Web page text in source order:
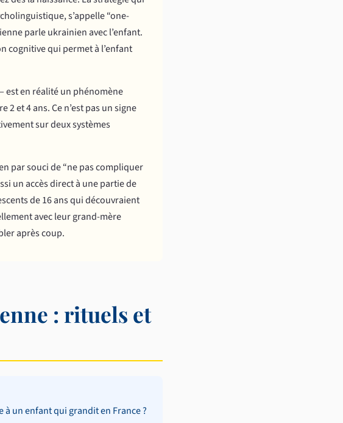
s’appelle “one-
parle ukrainien avec l’enfant.
cognitive qui permet à l’enfant
est en réalité un phénomène
et 4 ans. Ce n’est pas un signe
sur deux systèmes
par souci de “ne pas compliquer
un accès direct à une partie de
de 16 ans qui découvraient
avec leur grand-mère
après coup.
: rituels et
un enfant qui grandit en France ?